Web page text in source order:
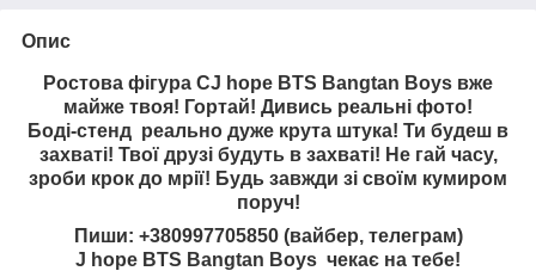
Опис
Ростова фігура СJ hope BTS Bangtan Boys вже
майже твоя! Гортай! Дивись реальні фото!
Боді-стенд реально дуже крута штука! Ти будеш в
захваті! Твої друзі будуть в захваті! Не гай часу,
зроби крок до мрії! Будь завжди зі своїм кумиром
поруч!
Пиши: +380997705850 (вайбер, телеграм)
J hope BTS Bangtan Boys чекає на тебе!